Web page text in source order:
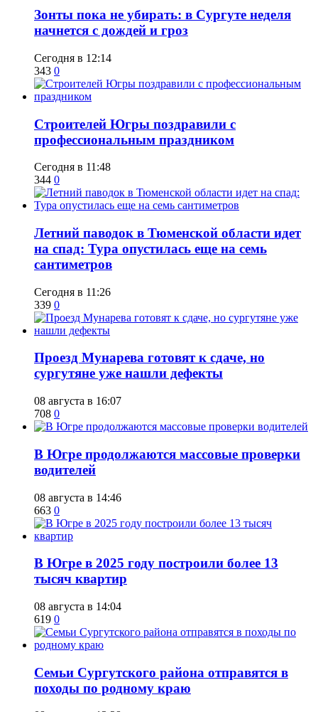
​Зонты пока не убирать: в Сургуте неделя
начнется с дождей и гроз
Сегодня в 12:14
343 0
​Строителей Югры поздравили с
профессиональным праздником
Сегодня в 11:48
344 0
​Летний паводок в Тюменской области идет
на спад: Тура опустилась еще на семь
сантиметров
Сегодня в 11:26
339 0
​Проезд Мунарева готовят к сдаче, но
сургутяне уже нашли дефекты
08 августа в 16:07
708 0
​В Югре продолжаются массовые проверки
водителей
08 августа в 14:46
663 0
​В Югре в 2025 году построили более 13
тысяч квартир
08 августа в 14:04
619 0
​Семьи Сургутского района отправятся в
походы по родному краю